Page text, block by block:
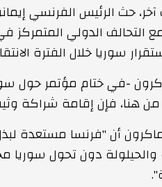
حث الرئيس الفرنسي
التحالف الدولي المتمركز
سوريا خلال الفترة
-في ختام مؤتمر حول
هنا، فإن إقامة شراكة
أن "فرنسا مستعدة
والحيلولة دون تحول سوريا